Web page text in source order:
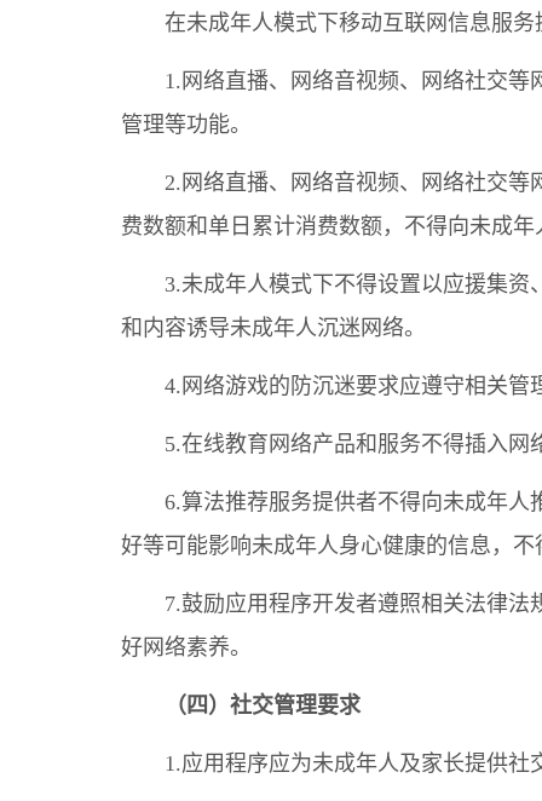
在未成年人模式下移动互联网信息服
1.网络直播、网络音视频、网络社交
管理等功能。
2.网络直播、网络音视频、网络社交
费数额和单日累计消费数额，不得向未成
3.未成年人模式下不得设置以应援集
和内容诱导未成年人沉迷网络。
4.网络游戏的防沉迷要求应遵守相关管
5.在线教育网络产品和服务不得插入
6.算法推荐服务提供者不得向未成年
好等可能影响未成年人身心健康的信息，
7.鼓励应用程序开发者遵照相关法律
好网络素养。
（四）社交管理要求
1.应用程序应为未成年人及家长提供